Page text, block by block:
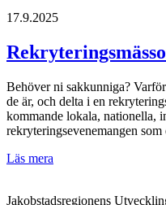
17.9.2025
Behöver ni sakkunniga?
de är, och delta i en
kommande lokala, nationella,
rekryteringsevenemangen som
Läs mera
Jakobstadsregionens